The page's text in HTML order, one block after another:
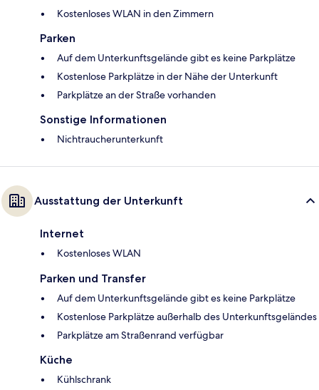
Kostenloses WLAN in den Zimmern
Parken
Auf dem Unterkunftsgelände gibt es keine Parkplätze
Kostenlose Parkplätze in der Nähe der Unterkunft
Parkplätze an der Straße vorhanden
Sonstige Informationen
Nichtraucherunterkunft
Ausstattung der Unterkunft
Internet
Kostenloses WLAN
Parken und Transfer
Auf dem Unterkunftsgelände gibt es keine Parkplätze
Kostenlose Parkplätze außerhalb des Unterkunftsgeländes
Parkplätze am Straßenrand verfügbar
Küche
Kühlschrank